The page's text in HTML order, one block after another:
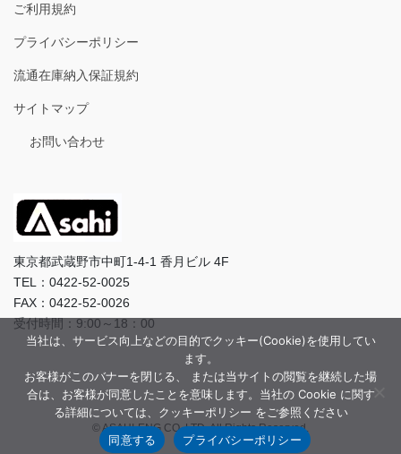
ご利用規約
プライバシーポリシー
流通在庫納入保証規約
サイトマップ
お問い合わせ
東京都武蔵野市中町1-4-1 香月ビル 4F
TEL：0422-52-0025
FAX：0422-52-0026
受付時間：9:00～18：00
© ASAHI-ENG CO.,LTD. All Rights Reserved.
当社は、サービス向上などの目的でクッキー(Cookie)を使用してい
ます。
お客様がこのバナーを閉じる、 または当サイトの閲覧を継続した場
合は、お客様が同意したことを意味します。当社の Cookie に関す
る詳細については、クッキーポリシー をご参照ください
同意する
プライバシーポリシー